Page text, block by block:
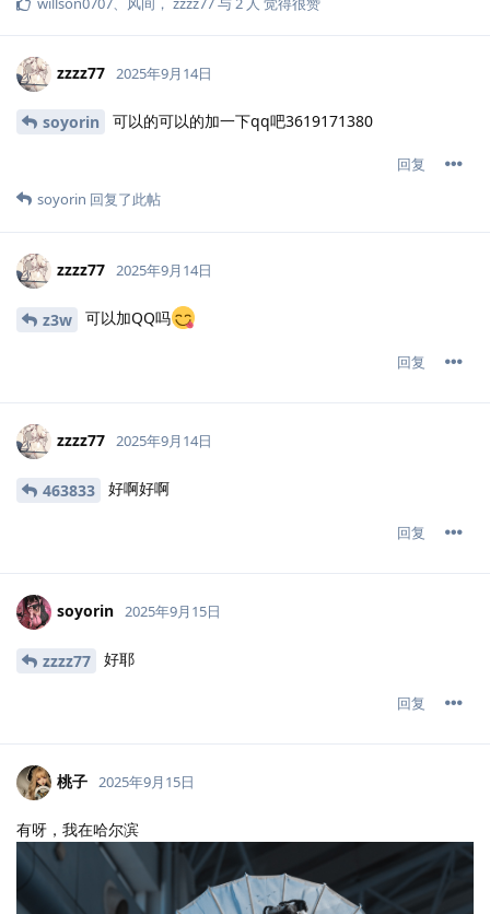
zzzz77 2025年9月14日
soyorin 可以的可以的加一下qq吧3619171380
回复
soyorin 回复了此帖
zzzz77 2025年9月14日
z3w 可以加QQ吗
回复
zzzz77 2025年9月14日
463833 好啊好啊
回复
soyorin 2025年9月15日
zzzz77 好耶
回复
桃子 2025年9月15日
有呀，我在哈尔滨